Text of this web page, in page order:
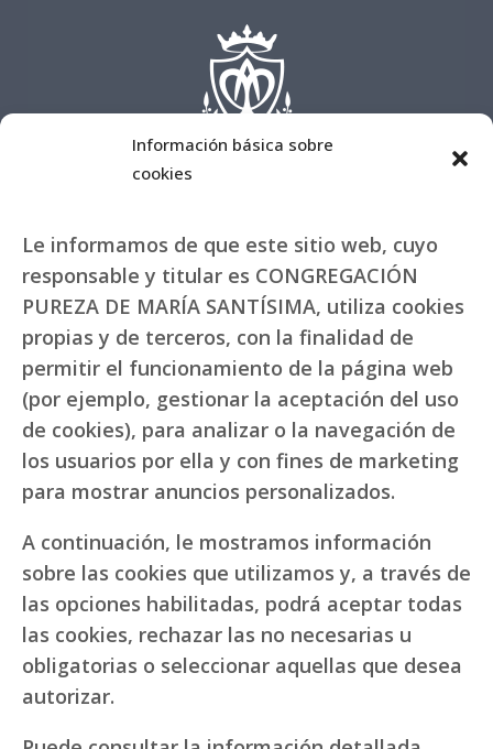
Información básica sobre
cookies
Le informamos de que este sitio web, cuyo
responsable y titular es CONGREGACIÓN
PUREZA DE MARÍA SANTÍSIMA, utiliza cookies
propias y de terceros, con la finalidad de
permitir el funcionamiento de la página web
(por ejemplo, gestionar la aceptación del uso
de cookies), para analizar o la navegación de
los usuarios por ella y con fines de marketing
para mostrar anuncios personalizados.
A continuación, le mostramos información
sobre las cookies que utilizamos y, a través de
las opciones habilitadas, podrá aceptar todas
las cookies, rechazar las no necesarias u
obligatorias o seleccionar aquellas que desea
autorizar.